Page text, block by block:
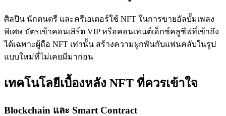
ศิลปิน นักดนตรี และครีเอเตอร์ใช้ NFT ในการขายอัลบั้มเพลง
พิเศษ บัตรเข้าคอนเสิร์ต VIP หรือคอนเทนต์เอ็กซ์คลูซีฟที่เข้าถึง
ได้เฉพาะผู้ถือ NFT เท่านั้น สร้างความผูกพันกับแฟนคลับในรูป
แบบใหม่ที่ไม่เคยมีมาก่อน
เทคโนโลยีเบื้องหลัง NFT ที่ควรเข้าใจ
Blockchain และ Smart Contract